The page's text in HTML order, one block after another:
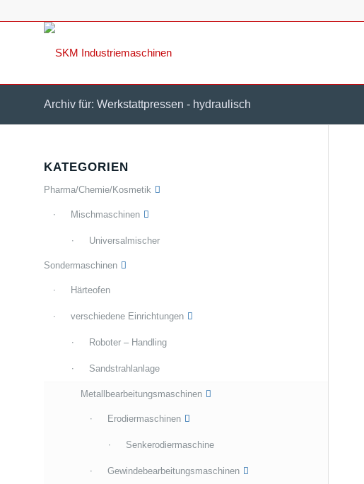
Archiv für: Werkstattpressen - hydraulisch
KATEGORIEN
Pharma/Chemie/Kosmetik
Mischmaschinen
Universalmischer
Sondermaschinen
Härteofen
verschiedene Einrichtungen
Roboter – Handling
Sandstrahlanlage
Metallbearbeitungsmaschinen
Erodiermaschinen
Senkerodiermaschine
Gewindebearbeitungsmaschinen